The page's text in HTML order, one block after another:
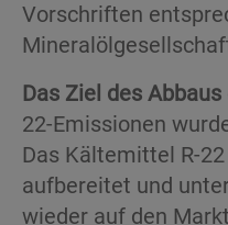
Vorschriften
Das Ziel des Abbaus
22-Emissionen
Das Kältemittel R-
aufbereitet und
wieder auf den